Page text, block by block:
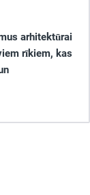
arhitektūrai
rīkiem, kas